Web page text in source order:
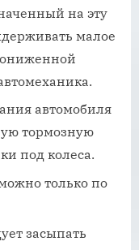
на эту
малое
автомобиля
тормозную
под колеса.
только по
засыпать